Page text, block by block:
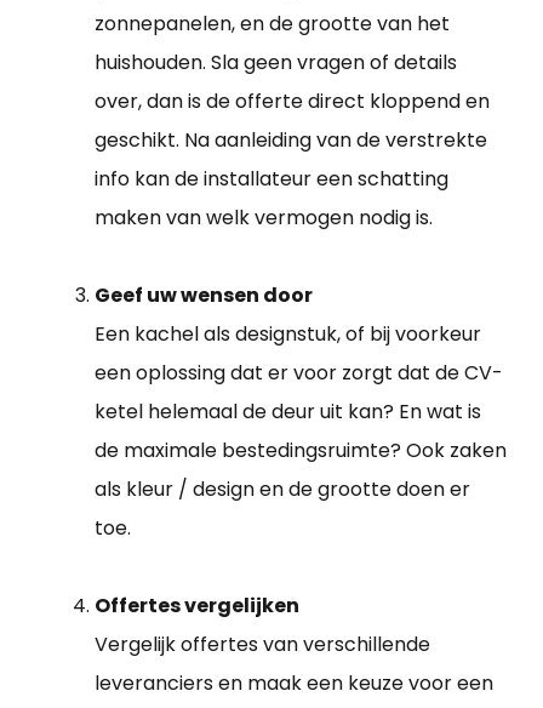
zonnepanelen, en de grootte van het
huishouden. Sla geen vragen of details
over, dan is de offerte direct kloppend en
geschikt. Na aanleiding van de verstrekte
info kan de installateur een schatting
maken van welk vermogen nodig is.
Geef uw wensen door
Een kachel als designstuk, of bij voorkeur
een oplossing dat er voor zorgt dat de CV-
ketel helemaal de deur uit kan? En wat is
de maximale bestedingsruimte? Ook zaken
als kleur / design en de grootte doen er
toe.
Offertes vergelijken
Vergelijk offertes van verschillende
leveranciers en maak een keuze voor een